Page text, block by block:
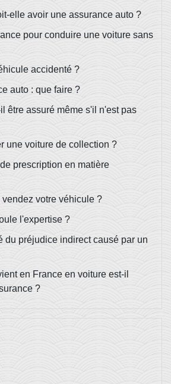
elle avoir une assurance auto ?
pour conduire une voiture sans
accidenté ?
auto : que faire ?
être assuré même s'il n'est pas
une voiture de collection ?
prescription en matière
votre véhicule ?
l'expertise ?
du préjudice indirect causé par un
en France en voiture est-il
?